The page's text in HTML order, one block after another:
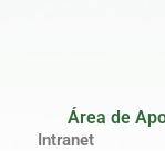
Área de
Intranet